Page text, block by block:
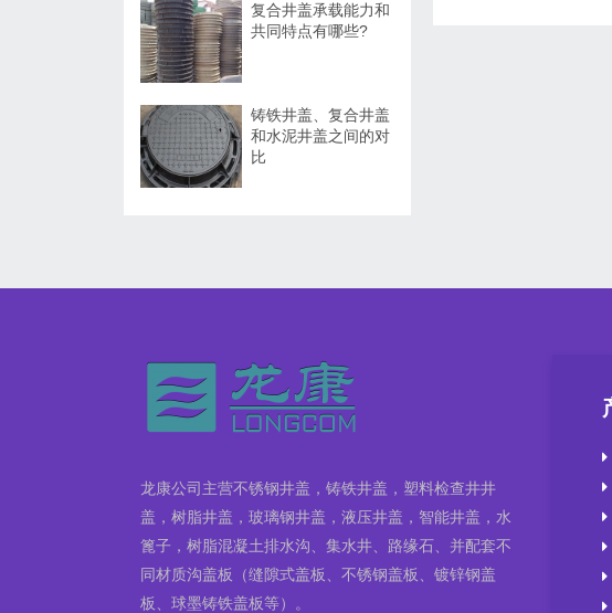
复合井盖承载能力和
共同特点有哪些?
铸铁井盖、复合井盖
和水泥井盖之间的对
比
龙康公司主营不锈钢井盖，铸铁井盖，塑料检查井井
盖，树脂井盖，玻璃钢井盖，液压井盖，智能井盖，水
篦子，树脂混凝土排水沟、集水井、路缘石、并配套不
同材质沟盖板（缝隙式盖板、不锈钢盖板、镀锌钢盖
板、球墨铸铁盖板等）。